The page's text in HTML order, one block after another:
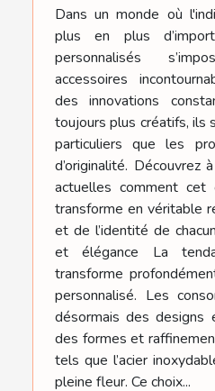
Dans un monde où
plus en plus
personnalisés
accessoires
des innovations
toujours plus créatifs, ils
particuliers que les
d’originalité. Découvrez
actuelles comment
transforme en véritable
et de l’identité de
et élégance La
transforme
personnalisé. Les
désormais des designs
des formes et
tels que l’acier
pleine fleur. Ce choix...